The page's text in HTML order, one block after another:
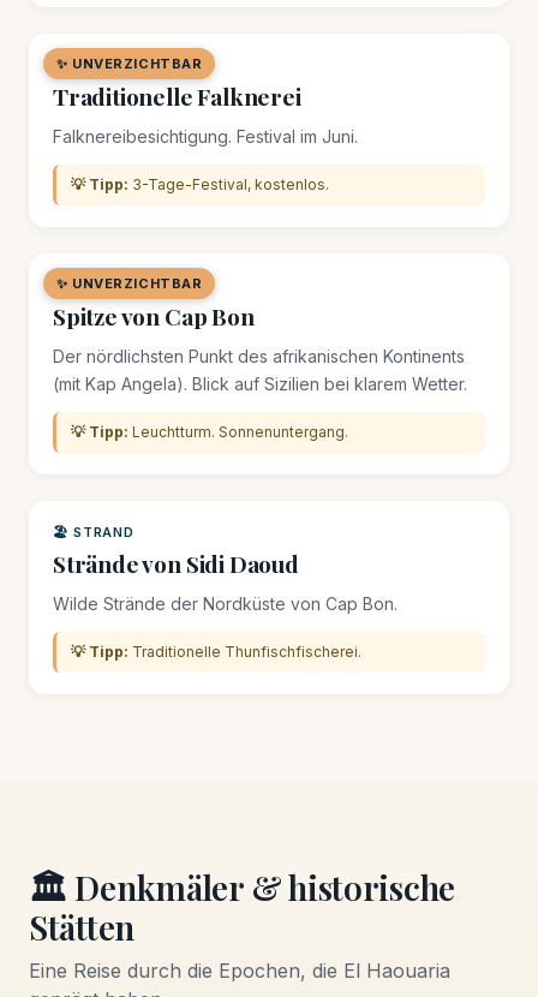
✨ UNVERZICHTBAR
🌿 NATURSTÄTTE
Traditionelle Falknerei
Falknereibesichtigung. Festival im Juni.
💡 Tipp: 3-Tage-Festival, kostenlos.
✨ UNVERZICHTBAR
🌿 NATURSTÄTTE
Spitze von Cap Bon
Der nördlichsten Punkt des afrikanischen Kontinents
(mit Kap Angela). Blick auf Sizilien bei klarem Wetter.
💡 Tipp: Leuchtturm. Sonnenuntergang.
🏖️ STRAND
Strände von Sidi Daoud
Wilde Strände der Nordküste von Cap Bon.
💡 Tipp: Traditionelle Thunfischfischerei.
🏛️ Denkmäler & historische
Stätten
Eine Reise durch die Epochen, die El Haouaria